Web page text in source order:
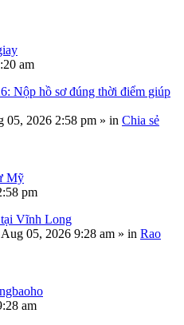
am
Nộp hồ sơ đúng thời điểm giúp
05, 2026 2:58 pm » in Chia sẻ
Mỹ
pm
Vĩnh Long
05, 2026 9:28 am » in Rao
am